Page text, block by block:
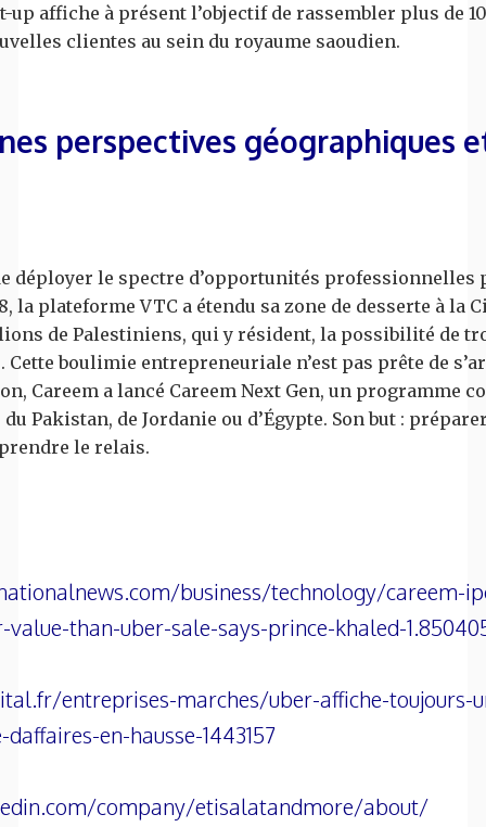
up affiche à présent l’objectif de rassembler plus de
clientes au sein du royaume saoudien.
perspectives géographiques
déployer le spectre d’opportunités professionnelles
la plateforme VTC a étendu sa zone de desserte à la
de Palestiniens, qui y résident, la possibilité de
boulimie entrepreneuriale n’est pas prête de
Careem a lancé Careem Next Gen, un programme
Pakistan, de Jordanie ou d’Égypte. Son but :
le relais.
business/technology/careem-
than-uber-sale-says-prince-khaled-
entreprises-marches/uber-affiche-toujours-
en-hausse-1443157
company/etisalatandmore/about/